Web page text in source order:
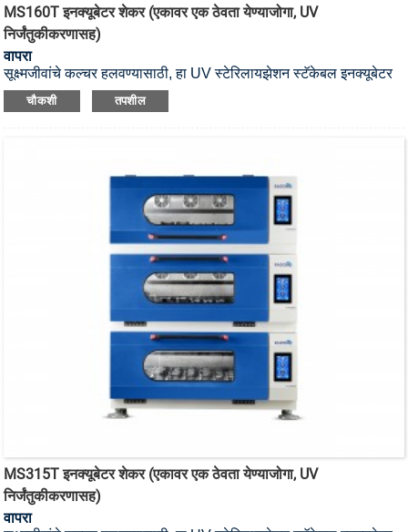
MS160T इनक्यूबेटर शेकर (एकावर एक ठेवता येण्याजोगा, UV
निर्जंतुकीकरणासह)
वापरा
सूक्ष्मजीवांचे कल्चर हलवण्यासाठी, हा UV स्टेरिलायझेशन स्टॅकेबल इनक्यूबेटर
शेकर आहे.
चौकशी तपशील
MS315T इनक्यूबेटर शेकर (एकावर एक ठेवता येण्याजोगा, UV
निर्जंतुकीकरणासह)
वापरा